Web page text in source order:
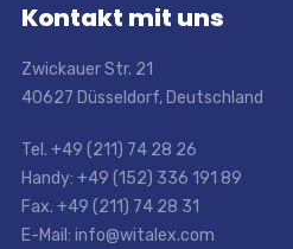
Kontakt mit uns
Zwickauer Str. 21
40627 Düsseldorf, Deutschland
Tel. +49 (211) 74 28 26
Handy: +49 (152) 336 191 89
Fax. +49 (211) 74 28 31
E-Mail: info@witalex.com